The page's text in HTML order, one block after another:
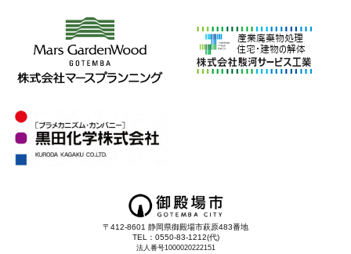
〒412-8601 静岡県御殿場市萩原483番地
TEL：0550-83-1212(代)
法人番号1000020222151